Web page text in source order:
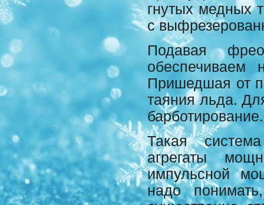
гнутых медных
с
Подавая
обеспечиваем
Пришедшая от
таяния льда.
Такая
агрегаты
импульсной
надо